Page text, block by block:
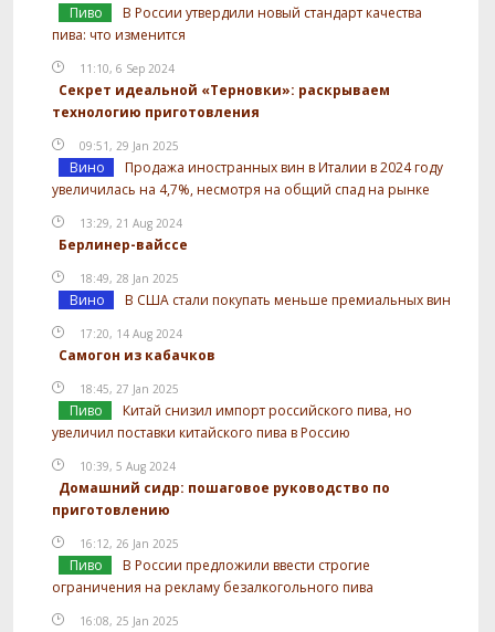
Пиво
В России утвердили новый стандарт качества
пива: что изменится
11:10, 6 Sep 2024
Секрет идеальной «Терновки»: раскрываем
технологию приготовления
09:51, 29 Jan 2025
Вино
Продажа иностранных вин в Италии в 2024 году
увеличилась на 4,7%, несмотря на общий спад на рынке
13:29, 21 Aug 2024
Берлинер-вайссе
18:49, 28 Jan 2025
Вино В США стали покупать меньше премиальных вин
17:20, 14 Aug 2024
Самогон из кабачков
18:45, 27 Jan 2025
Пиво
Китай снизил импорт российского пива, но
увеличил поставки китайского пива в Россию
10:39, 5 Aug 2024
Домашний сидр: пошаговое руководство по
приготовлению
16:12, 26 Jan 2025
Пиво
В России предложили ввести строгие
ограничения на рекламу безалкогольного пива
16:08, 25 Jan 2025